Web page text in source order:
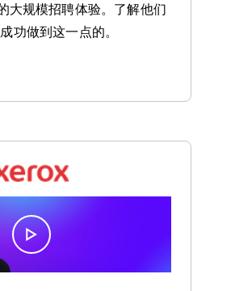
大规模招聘体验。了解他们
功做到这一点的。